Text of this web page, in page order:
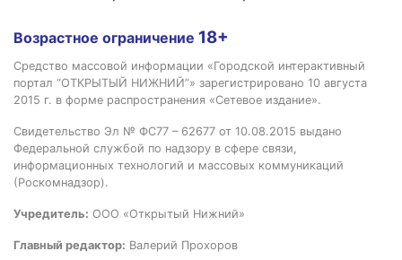
Возрастное ограничение 18+
Средство массовой информации «Городской интерактивный
портал “ОТКРЫТЫЙ НИЖНИЙ”» зарегистрировано 10 августа
2015 г. в форме распространения «Сетевое издание».
Свидетельство Эл № ФС77 – 62677 от 10.08.2015 выдано
Федеральной службой по надзору в сфере связи,
информационных технологий и массовых коммуникаций
(Роскомнадзор).
Учредитель: ООО «Открытый Нижний»
Главный редактор: Валерий Прохоров